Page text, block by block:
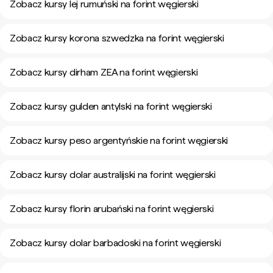
Zobacz kursy lej rumuński na forint węgierski
Zobacz kursy korona szwedzka na forint węgierski
Zobacz kursy dirham ZEA na forint węgierski
Zobacz kursy gulden antylski na forint węgierski
Zobacz kursy peso argentyńskie na forint węgierski
Zobacz kursy dolar australijski na forint węgierski
Zobacz kursy florin arubański na forint węgierski
Zobacz kursy dolar barbadoski na forint węgierski